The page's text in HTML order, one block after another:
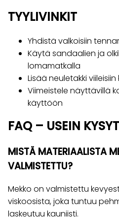
TYYLIVINKIT
Yhdistä valkoisiin
Käytä sandaalien ja
lomamatkalla
Lisää neuletakki
Viimeistele näyttävillä
käyttöön
FAQ – USEIN
MISTÄ MATERIAALISTA
VALMISTETTU?
Mekko on valmistettu
viskoosista, joka tuntuu
laskeutuu kauniisti.